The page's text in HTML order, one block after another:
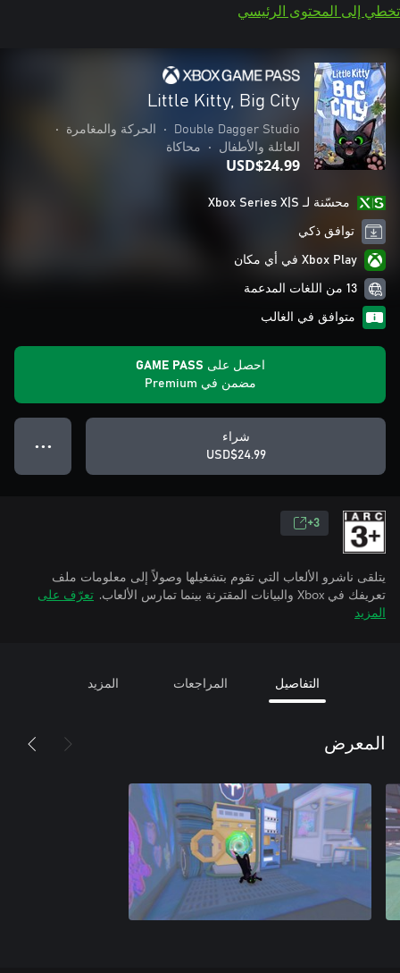
تخطي إلى المحتوى الرئيسي
Little Kitty, Big City
Double Dagger Studio
• الحركة والمغامرة
•
العائلة والأطفال
• محاكاة
USD$24.99
محسّنة لـ Xbox Series X|S
توافق ذكي
Xbox Play في أي مكان
13 من اللغات المدعمة
متوافق في الغالب
احصل على GAME PASS
مضمن في Premium
شراء
USD$24.99
● ● ●
3+
يتلقى ناشرو الألعاب التي تقوم بتشغيلها وصولاً إلى معلومات ملف
تعريفك في Xbox والبيانات المقترنة بينما تمارس الألعاب.
تعرّف على
المزيد
التفاصيل المراجعات المزيد
المعرض